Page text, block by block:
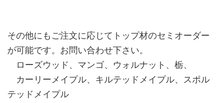
その他にもご注文に応じてトップ材のセミオーダー
が可能です。お問い合わせ下さい。
ローズウッド、マンゴ、ウォルナット、栃、
カーリーメイプル、キルテッドメイプル、スポル
テッドメイプル